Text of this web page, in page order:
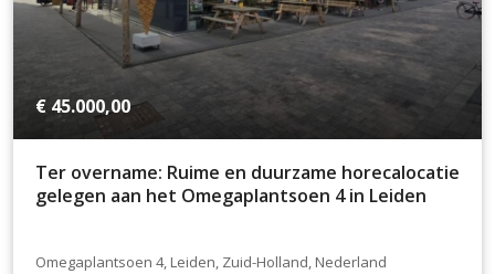
€ 45.000,00
Ter overname: Ruime en duurzame horecalocatie
gelegen aan het Omegaplantsoen 4 in Leiden
Omegaplantsoen 4, Leiden, Zuid-Holland, Nederland